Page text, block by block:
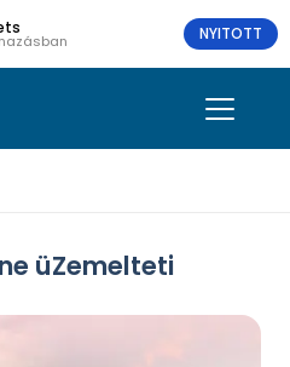
NYITOTT
üZemelteti